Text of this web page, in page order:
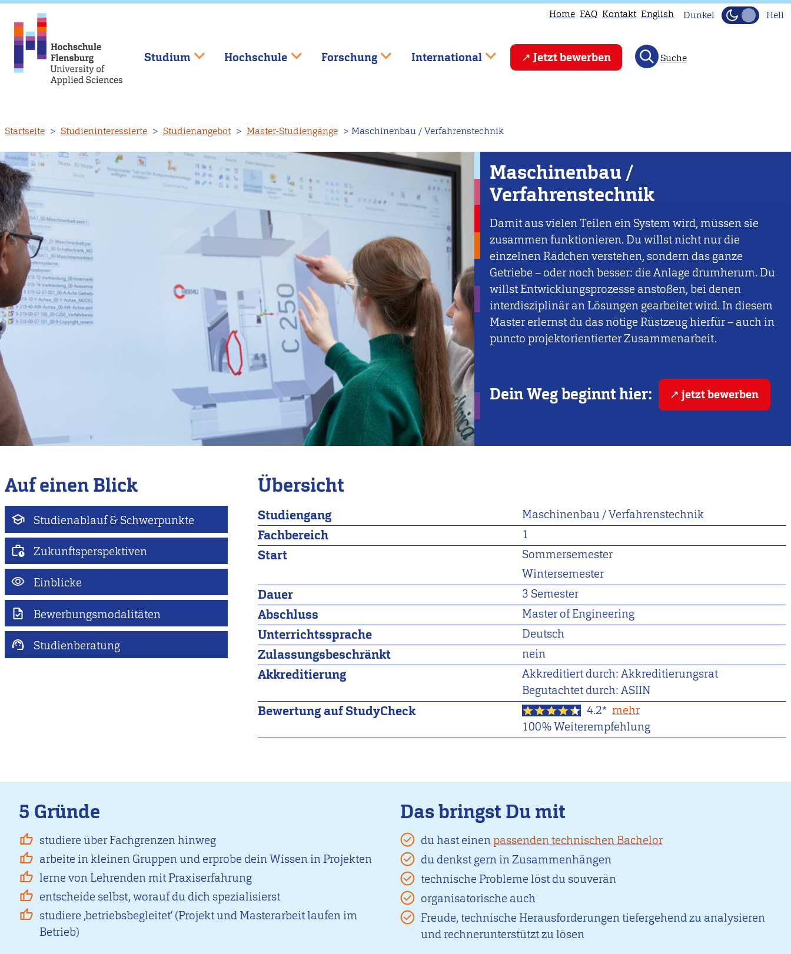
zum
Inhalt
Home FAQ Kontakt English Dunkel Hell
Studium Hochschule Forschung International Jetzt bewerben Suche
Startseite Studieninteressierte Studienangebot Master-Studiengänge Maschinenbau / Verfahrenstechnik
Maschinenbau /
Verfahrenstechnik
Damit aus vielen Teilen ein System wird, müssen sie
zusammen funktionieren. Du willst nicht nur die
einzelnen Rädchen verstehen, sondern das ganze
Getriebe – oder noch besser: die Anlage drumherum. Du
willst Entwicklungsprozesse anstoßen, bei denen
interdisziplinär an Lösungen gearbeitet wird. In diesem
Master erlernst du das nötige Rüstzeug hierfür – auch in
puncto projektorientierter Zusammenarbeit.
Dein Weg beginnt hier: jetzt bewerben
Auf einen Blick
Studienablauf & Schwerpunkte
Zukunftsperspektiven
Einblicke
Bewerbungsmodalitäten
Studienberatung
Übersicht
Studiengang Maschinenbau / Verfahrenstechnik
Fachbereich 1
Start
Sommersemester
Wintersemester
Dauer 3 Semester
Abschluss Master of Engineering
Unterrichtssprache Deutsch
Zulassungsbeschränkt nein
Akkreditierung
Akkreditiert durch: Akkreditierungsrat
Begutachtet durch: ASIIN
Bewertung auf StudyCheck 4.2* mehr
100% Weiterempfehlung
5 Gründe
studiere über Fachgrenzen hinweg
arbeite in kleinen Gruppen und erprobe dein Wissen in Projekten
lerne von Lehrenden mit Praxiserfahrung
entscheide selbst, worauf du dich spezialisierst
studiere ‚betriebsbegleitet‘ (Projekt und Masterarbeit laufen im
Betrieb)
Das bringst Du mit
du hast einenpassenden technischen Bachelor
du denkst gern in Zusammenhängen
technische Probleme löst du souverän
organisatorische auch
Freude, technische Herausforderungen tiefergehend zu analysieren
und rechnerunterstützt zu lösen